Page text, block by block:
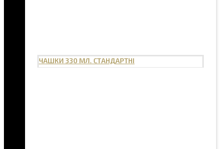
ЧАШКИ 330 МЛ. СТАНДАРТНІ